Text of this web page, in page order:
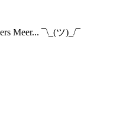
Meer... ¯⁠\⁠_⁠(⁠ツ⁠)⁠_⁠/⁠¯